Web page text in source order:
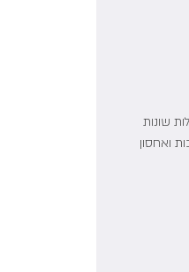
שונות
ואחסון